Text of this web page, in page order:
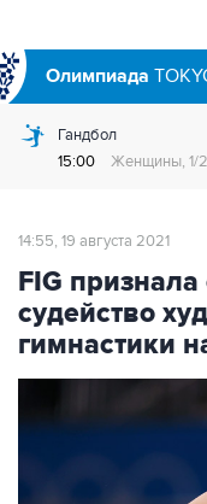
Олимпиада
Гандбол
15:00
Женщины, 1/
14:55, 19 августа 2021
FIG
судейство
гимнастики